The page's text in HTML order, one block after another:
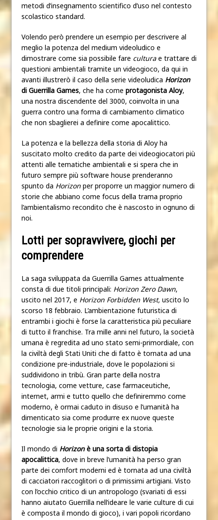
metodi d’insegnamento scientifico d’uso nel contesto
scolastico standard.
Volendo però prendere un esempio per descrivere al
meglio la potenza del medium videoludico e
dimostrare come sia possibile fare cultura e trattare di
questioni ambientali tramite un videogioco, da qui in
avanti illustrerò il caso della serie videoludica Horizon
di Guerrilla Games, che ha come protagonista Aloy,
una nostra discendente del 3000, coinvolta in una
guerra contro una forma di cambiamento climatico
che non sbaglierei a definire come apocalittico.
La potenza e la bellezza della storia di Aloy ha
suscitato molto credito da parte dei videogiocatori più
attenti alle tematiche ambientali e si spera che in
futuro sempre più software house prenderanno
spunto da Horizon per proporre un maggior numero di
storie che abbiano come focus della trama proprio
l’ambientalismo recondito che è nascosto in ognuno di
noi.
Lotti per sopravvivere, giochi per
comprendere
La saga sviluppata da Guerrilla Games attualmente
consta di due titoli principali: Horizon Zero Dawn,
uscito nel 2017, e Horizon Forbidden West, uscito lo
scorso 18 febbraio. L’ambientazione futuristica di
entrambi i giochi è forse la caratteristica più peculiare
di tutto il franchise. Tra mille anni nel futuro, la società
umana è regredita ad uno stato semi-primordiale, con
la civiltà degli Stati Uniti che di fatto è tornata ad una
condizione pre-industriale, dove le popolazioni si
suddividono in tribù. Gran parte della nostra
tecnologia, come vetture, case farmaceutiche,
internet, armi e tutto quello che definiremmo come
moderno, è ormai caduto in disuso e l’umanità ha
dimenticato sia come produrre ex nuove queste
tecnologie sia le proprie origini e la storia.
Il mondo di Horizonè una sorta di distopia
apocalittica, dove in breve l’umanità ha perso gran
parte dei comfort moderni ed è tornata ad una civiltà
di cacciatori raccoglitori o di primissimi artigiani. Visto
con l’occhio critico di un antropologo (svariati di essi
hanno aiutato Guerrilla nell’ideare le varie culture di cui
è composta il mondo di gioco), i vari popoli ricordano